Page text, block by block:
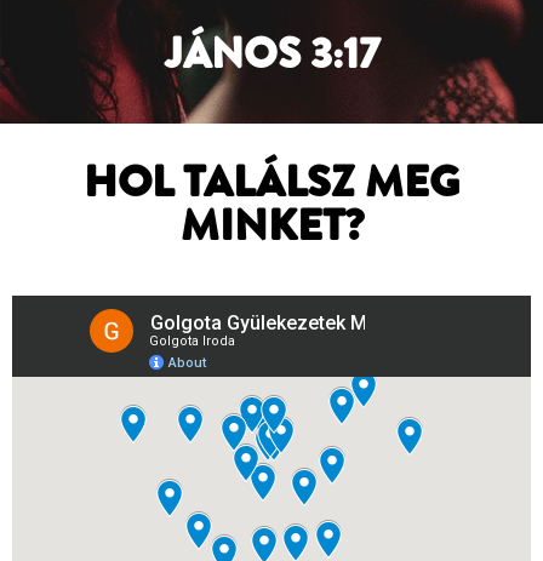
JÁNOS 3:17
HOL TALÁLSZ MEG
MINKET?